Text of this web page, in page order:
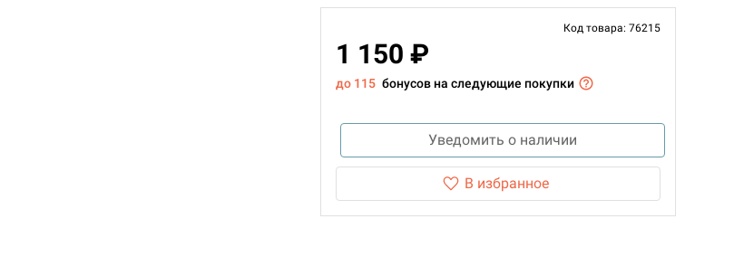
Код товара: 76215
1 150 ₽
до 115 бонусов на следующие покупки
Уведомить о наличии
В избранное